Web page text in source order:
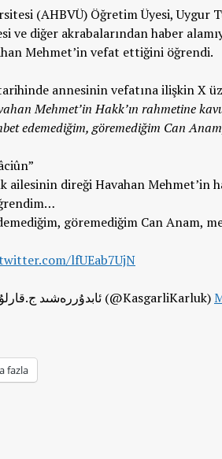
(AHBVÜ) Öğretim Üyesi,
ve diğer akrabalarından haber
Mehmet’in vefat ettiğini öğrendi.
annesinin vefatına ilişkin X
Mehmet’in Hakk’ın rahmetine
edemediğim, göremediğim Can
ailesinin direği Havahan Mehmet’in
göremediğim Can Anam,
lfUEab7UjN
— Abdürreşit C. KARLUK/ئابدۇررەشىد ج.قارلۇق (@KasgarliKarluk)
fazla